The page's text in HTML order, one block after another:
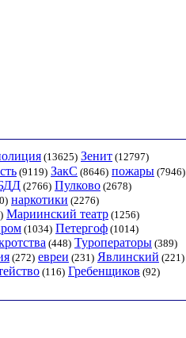
(13625) Зенит (12797)
(9119) ЗакС (8646) пожары (7946)
(2766) Пулково (2678)
наркотики (2276)
Мариинский театр (1256)
(1034) Петергоф (1014)
(448) Туроператоры (389)
(272) евреи (231) Явлинский (221)
(116) Гребенщиков (92)